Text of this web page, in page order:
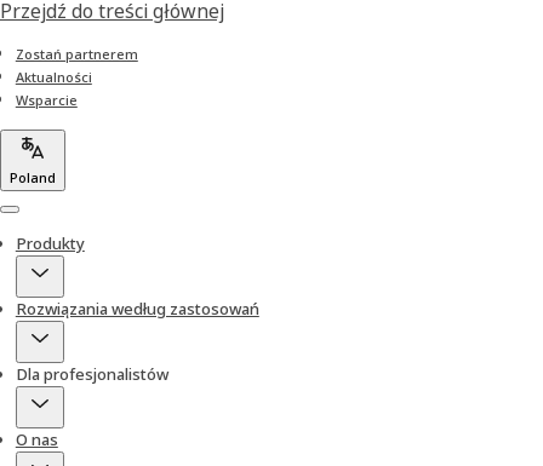
Przejdź do treści głównej
Zostań partnerem
Aktualności
Wsparcie
Poland
Menu
Produkty
Rozwiązania według zastosowań
Dla profesjonalistów
O nas